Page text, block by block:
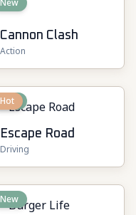
New
Cannon Clash
Action
New
Hot
Escape Road
Driving
New